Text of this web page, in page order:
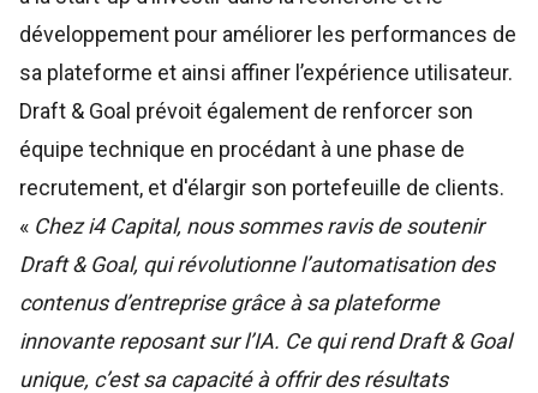
développement pour améliorer les performances de
sa plateforme et ainsi affiner l’expérience utilisateur.
Draft & Goal prévoit également de renforcer son
équipe technique en procédant à une phase de
recrutement, et d'élargir son portefeuille de clients.
« Chez i4 Capital, nous sommes ravis de soutenir
Draft & Goal, qui révolutionne l’automatisation des
contenus d’entreprise grâce à sa plateforme
innovante reposant sur l’IA. Ce qui rend Draft & Goal
unique, c’est sa capacité à offrir des résultats